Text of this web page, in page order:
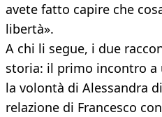
avete fatto capire che
libertà».
A chi li segue, i due
storia: il primo incontro a
la volontà di Alessandra
relazione di Francesco